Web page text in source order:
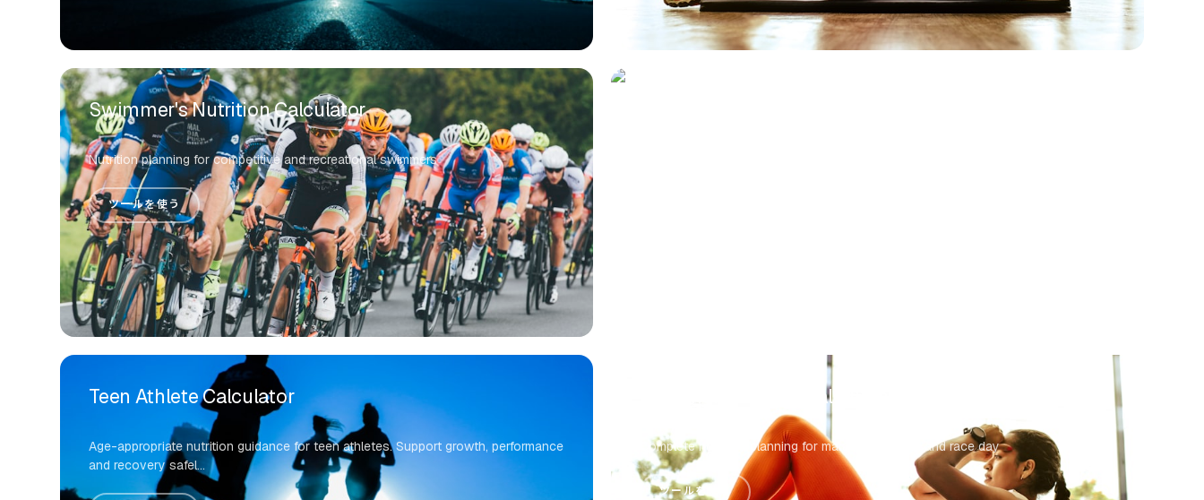
Swimmer's Nutrition Calculator
Nutrition planning for competitive and recreational swimmers
ツールを使う
Teen Athlete Calculator
Age-appropriate nutrition guidance for teen athletes. Support growth, performance
and recovery safel...
Marathon Training Calculator
Complete nutrition planning for marathon training and race day
ツールを使う